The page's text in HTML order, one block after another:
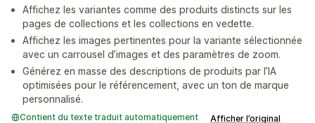
Affichez les variantes comme des produits distincts sur les
pages de collections et les collections en vedette.
Affichez les images pertinentes pour la variante sélectionnée
avec un carrousel d’images et des paramètres de zoom.
Générez en masse des descriptions de produits par l’IA
optimisées pour le référencement, avec un ton de marque
personnalisé.
Contient du texte traduit automatiquement Afficher l’original